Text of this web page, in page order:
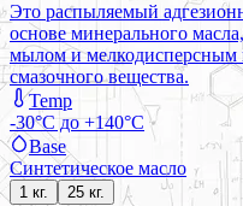
Это распыляемый
основе минерального
мылом и мелкодисперсным
смазочного вещества.
Temp
-30°C до +140°C
Base
Синтетическое масло
1 кг. 25 кг.